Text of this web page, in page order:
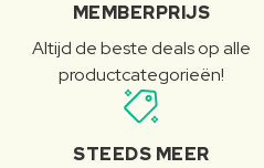
MEMBERPRIJS
Altijd de beste deals op alle
productcategorieën!
STEEDS MEER